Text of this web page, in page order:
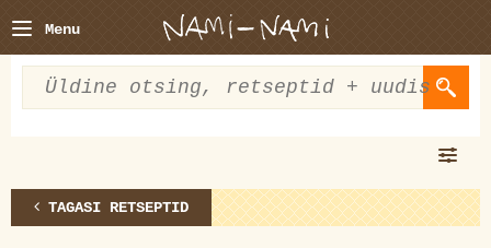
Menu
TAGASI RETSEPTID